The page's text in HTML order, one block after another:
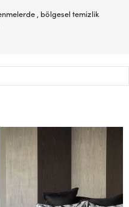
, bölgesel temizlik